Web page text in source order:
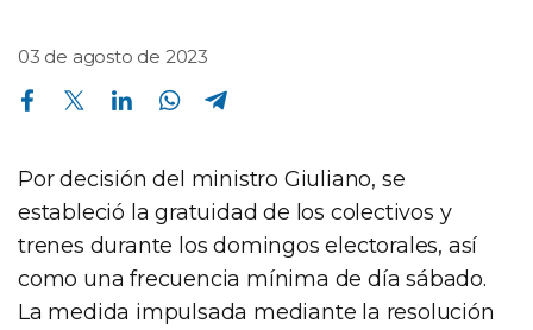
03 de agosto de 2023
Compartir en Facebook Compartir en Twitter Compartir en Linkedin Compartir en Whatsapp
Por decisión del ministro Giuliano, se
estableció la gratuidad de los colectivos y
trenes durante los domingos electorales, así
como una frecuencia mínima de día sábado.
La medida impulsada mediante la resolución